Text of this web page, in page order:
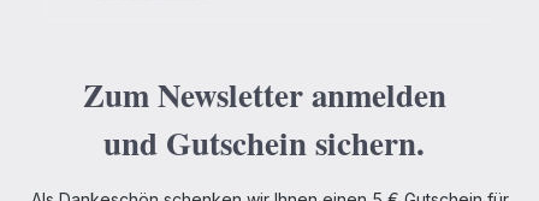
Zum Newsletter anmelden
und Gutschein sichern.